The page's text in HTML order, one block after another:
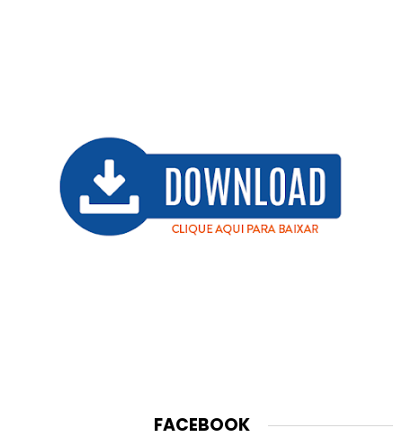
FACEBOOK